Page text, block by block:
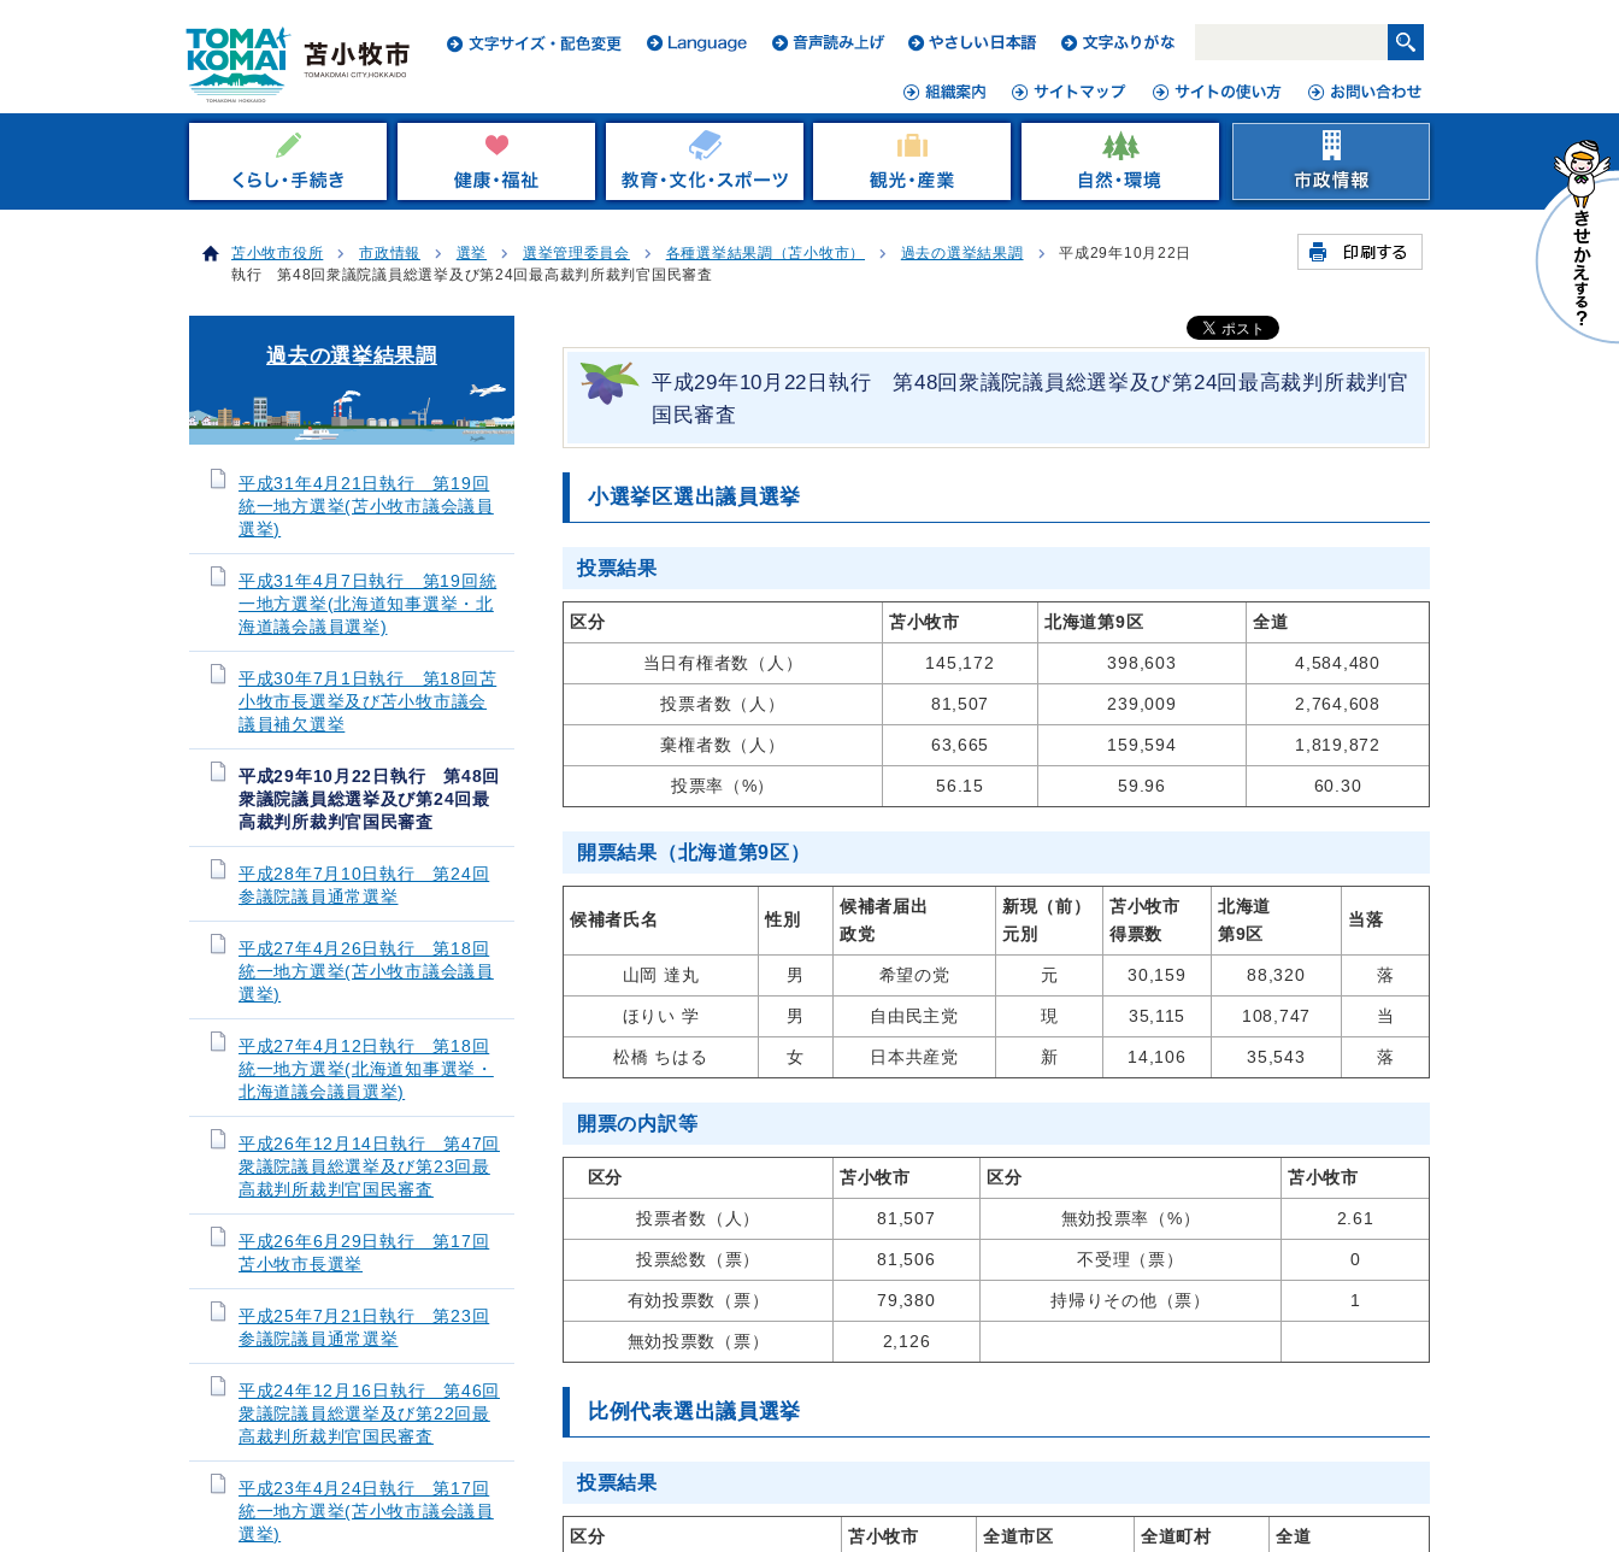
苫小牧市役所 市政情報 選挙 選挙管理委員会 各種選挙結果調（苫小牧市） 過去の選挙結果調
平成29年10月22日
執行 第48回衆議院議員総選挙及び第24回最高裁判所裁判官国民審査
平成29年10月22日執行 第48回衆議院議員総選挙及び第24回最高裁判所裁判官
国民審査
小選挙区選出議員選挙
投票結果
区分 苫小牧市 北海道第9区 全道
当日有権者数（人） 145,172 398,603 4,584,480
投票者数（人） 81,507 239,009 2,764,608
棄権者数（人） 63,665 159,594 1,819,872
投票率（%） 56.15 59.96 60.30
開票結果（北海道第9区）
候補者氏名 性別
候補者届出
政党
新現（前）
元別
苫小牧市
得票数
北海道
第9区
当落
山岡 達丸 男 希望の党 元 30,159 88,320 落
ほりい 学 男 自由民主党 現 35,115 108,747 当
松橋 ちはる 女 日本共産党 新 14,106 35,543 落
開票の内訳等
区分 苫小牧市 区分 苫小牧市
投票者数（人） 81,507 無効投票率（%） 2.61
投票総数（票） 81,506 不受理（票） 0
有効投票数（票） 79,380 持帰りその他（票） 1
無効投票数（票） 2,126
比例代表選出議員選挙
投票結果
区分 苫小牧市 全道市区 全道町村 全道
過去の選挙結果調
平成31年4月21日執行 第19回
統一地方選挙(苫小牧市議会議員
選挙)
平成31年4月7日執行 第19回統
一地方選挙(北海道知事選挙・北
海道議会議員選挙)
平成30年7月1日執行 第18回苫
小牧市長選挙及び苫小牧市議会
議員補欠選挙
平成29年10月22日執行 第48回
衆議院議員総選挙及び第24回最
高裁判所裁判官国民審査
平成28年7月10日執行 第24回
参議院議員通常選挙
平成27年4月26日執行 第18回
統一地方選挙(苫小牧市議会議員
選挙)
平成27年4月12日執行 第18回
統一地方選挙(北海道知事選挙・
北海道議会議員選挙)
平成26年12月14日執行 第47回
衆議院議員総選挙及び第23回最
高裁判所裁判官国民審査
平成26年6月29日執行 第17回
苫小牧市長選挙
平成25年7月21日執行 第23回
参議院議員通常選挙
平成24年12月16日執行 第46回
衆議院議員総選挙及び第22回最
高裁判所裁判官国民審査
平成23年4月24日執行 第17回
統一地方選挙(苫小牧市議会議員
選挙)